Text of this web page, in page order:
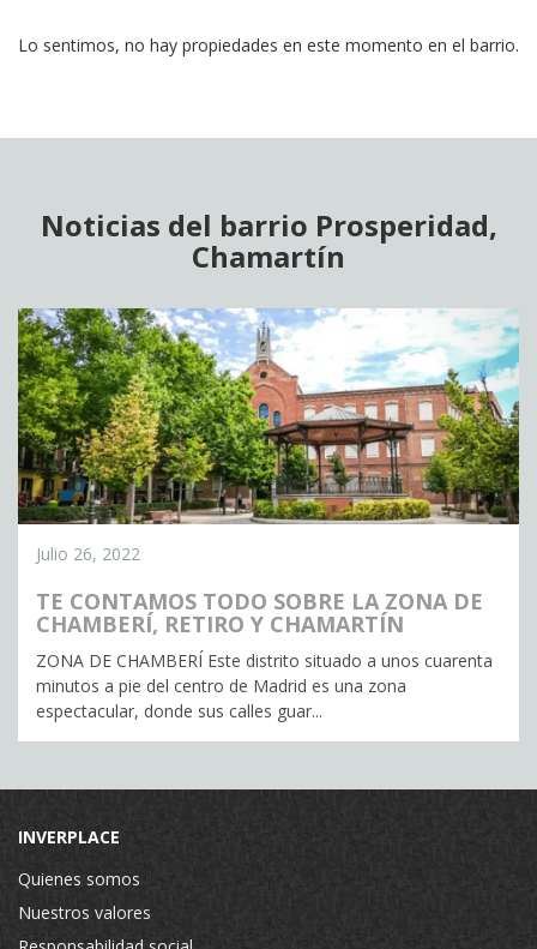
Lo sentimos, no hay propiedades en este momento en el barrio.
Noticias del barrio Prosperidad,
Chamartín
Julio 26, 2022
TE CONTAMOS TODO SOBRE LA ZONA DE
CHAMBERÍ, RETIRO Y CHAMARTÍN
ZONA DE CHAMBERÍ Este distrito situado a unos cuarenta
minutos a pie del centro de Madrid es una zona
espectacular, donde sus calles guar...
INVERPLACE
Quienes somos
Nuestros valores